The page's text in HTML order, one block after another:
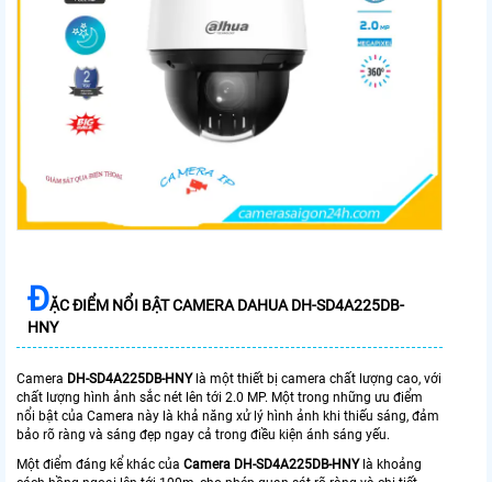
ĐẶC ĐIỂM NỔI BẬT CAMERA DAHUA DH-SD4A225DB-
HNY
Camera DH-SD4A225DB-HNYlà một thiết bị camera chất lượng cao, với
chất lượng hình ảnh sắc nét lên tới 2.0 MP. Một trong những ưu điểm
nổi bật của Camera này là khả năng xử lý hình ảnh khi thiếu sáng, đảm
bảo rõ ràng và sáng đẹp ngay cả trong điều kiện ánh sáng yếu.
Một điểm đáng kể khác của Camera DH-SD4A225DB-HNYlà khoảng